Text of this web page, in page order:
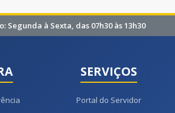
Segunda à Sexta, das 07h30 às 13h30
SERVIÇOS
Portal do Servidor